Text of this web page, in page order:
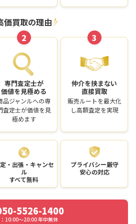
価買取の理由
2
専門査定士が
価値を見極める
品ジャンルへの専
査定士が価値を見
極めます
3
仲介を挟まない
直接買取
販売ルートを最大化
し高額査定を実現
・出張・キャンセ
ル
すべて無料
プライバシー厳守
安心の対応
5526-1400
10:00〜20:00 年中無休